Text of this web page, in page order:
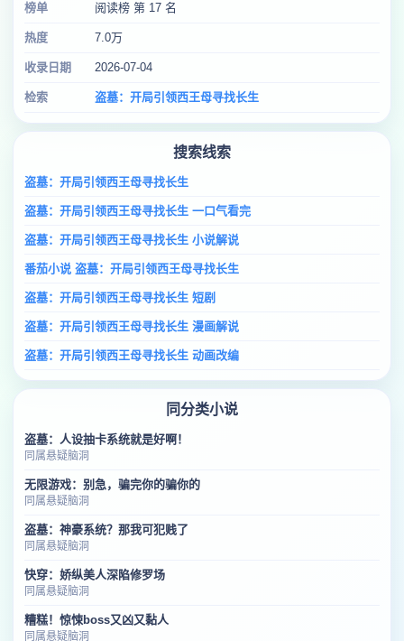
榜单 阅读榜 第 17 名
热度 7.0万
收录日期 2026-07-04
检索 盗墓：开局引领西王母寻找长生
搜索线索
盗墓：开局引领西王母寻找长生
盗墓：开局引领西王母寻找长生 一口气看完
盗墓：开局引领西王母寻找长生 小说解说
番茄小说 盗墓：开局引领西王母寻找长生
盗墓：开局引领西王母寻找长生 短剧
盗墓：开局引领西王母寻找长生 漫画解说
盗墓：开局引领西王母寻找长生 动画改编
同分类小说
盗墓：人设抽卡系统就是好啊！
同属悬疑脑洞
无限游戏：别急，骗完你的骗你的
同属悬疑脑洞
盗墓：神豪系统？那我可犯贱了
同属悬疑脑洞
快穿：娇纵美人深陷修罗场
同属悬疑脑洞
糟糕！惊悚boss又凶又黏人
同属悬疑脑洞